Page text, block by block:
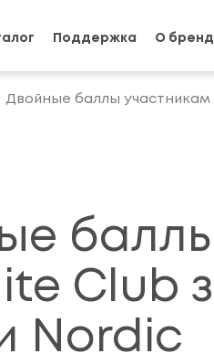
Поддержка О
Двойные баллы участникам
Club
Nordic